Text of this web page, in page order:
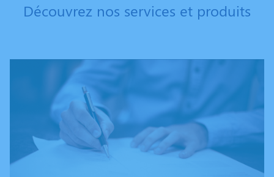
Découvrez nos services et produits